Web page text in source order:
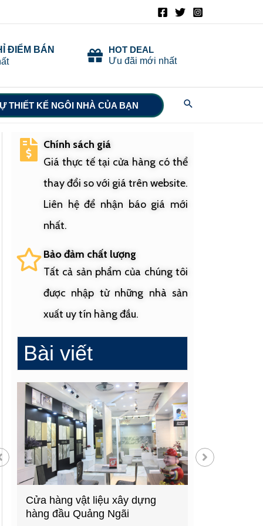
ĐIỂM BÁN
HOT DEAL
Ưu đãi mới nhất
THIẾT KẾ NGÔI NHÀ CỦA BẠN Search
Chính sách giá
Giá thực tế tại cửa hàng có thể
thay đổi so với giá trên website.
Liên hệ để nhận báo giá mới
nhất.
Bảo đảm chất lượng
Tất cả sản phẩm của chúng tôi
được nhập từ những nhà sản
xuất uy tín hàng đầu.
Bài viết
Cửa hàng vật liệu xây dựng
hàng đầu Quảng Ngãi